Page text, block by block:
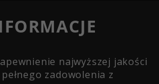
najwyższej jakości
zadowolenia z